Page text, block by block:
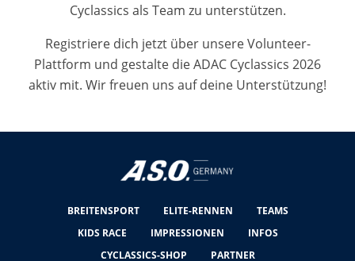
Cyclassics als Team zu unterstützen.
Registriere dich jetzt über unsere Volunteer-
Plattform und gestalte die ADAC Cyclassics 2026
aktiv mit. Wir freuen uns auf deine Unterstützung!
BREITENSPORT ELITE-RENNEN
TEAMS
KIDS RACE
IMPRESSIONEN
INFOS
CYCLASSICS-SHOP
PARTNER